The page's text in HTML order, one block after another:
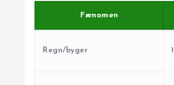
Fænomen
Regn/byger